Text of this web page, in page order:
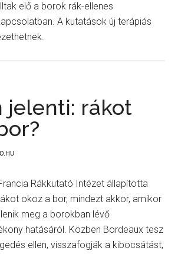
elő a borok rák-ellenes
A kutatások új terápiás
jelenti: rákot
Rákkutató Intézet állapította
okoz a bor, mindezt akkor, amikor
meg a borokban lévő
hatásáról. Közben Bordeaux tesz
ellen, visszafogják a kibocsátást,